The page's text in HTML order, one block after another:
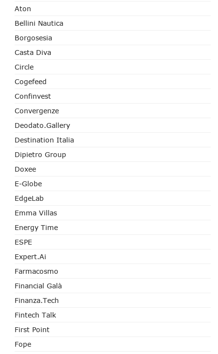
Aton
Bellini Nautica
Borgosesia
Casta Diva
Circle
Cogefeed
Confinvest
Convergenze
Deodato.Gallery
Destination Italia
Dipietro Group
Doxee
E-Globe
EdgeLab
Emma Villas
Energy Time
ESPE
Expert.ai
Farmacosmo
Financial Galà
Finanza.tech
Fintech Talk
First Point
Fope